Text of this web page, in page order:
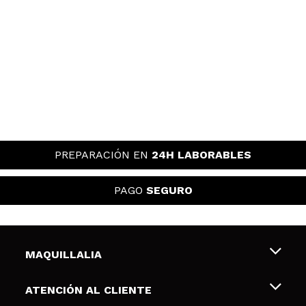
PREPARACIÓN EN 24H LABORABLES
PAGO SEGURO
MAQUILLALIA
Sobre nosotros
ATENCIÓN AL CLIENTE